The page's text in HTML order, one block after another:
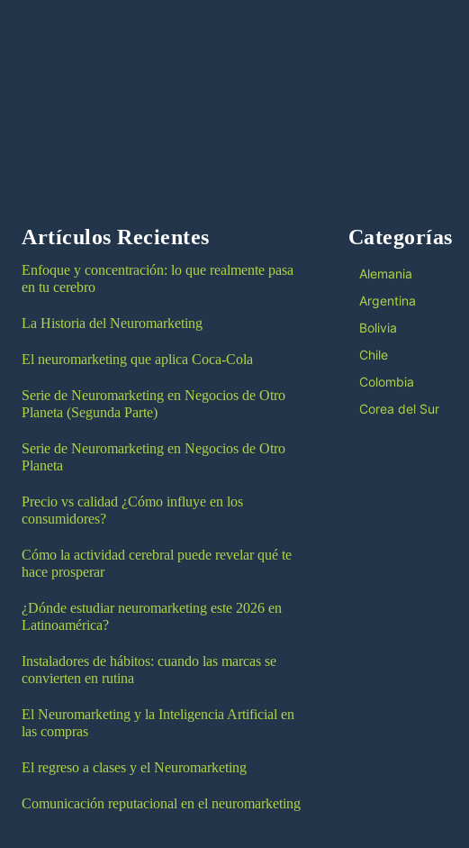
Artículos Recientes
Enfoque y concentración: lo que realmente pasa
en tu cerebro
La Historia del Neuromarketing
El neuromarketing que aplica Coca-Cola
Serie de Neuromarketing en Negocios de Otro
Planeta (Segunda Parte)
Serie de Neuromarketing en Negocios de Otro
Planeta
Precio vs calidad ¿Cómo influye en los
consumidores?
Cómo la actividad cerebral puede revelar qué te
hace prosperar
¿Dónde estudiar neuromarketing este 2026 en
Latinoamérica?
Instaladores de hábitos: cuando las marcas se
convierten en rutina
El Neuromarketing y la Inteligencia Artificial en
las compras
El regreso a clases y el Neuromarketing
Comunicación reputacional en el neuromarketing
Categorías
Alemania
Argentina
Bolivia
Chile
Colombia
Corea del Sur